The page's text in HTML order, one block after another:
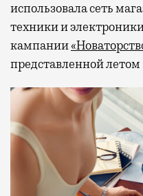
использовала сеть
техники и
кампании
представленной летом